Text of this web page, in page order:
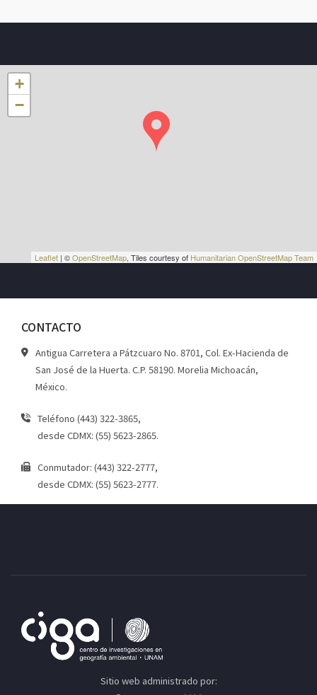
+
−
Leaflet | ©OpenStreetMap, Tiles courtesy of Humanitarian OpenStreetMap Team
CONTACTO
Antigua Carretera a Pátzcuaro No. 8701, Col. Ex-Hacienda de
San José de la Huerta. C.P. 58190. Morelia Michoacán,
México.
Teléfono (443) 322-3865,
desde CDMX: (55) 5623-2865.
Conmutador: (443) 322-2777,
desde CDMX: (55) 5623-2777.
Sitio web administrado por: